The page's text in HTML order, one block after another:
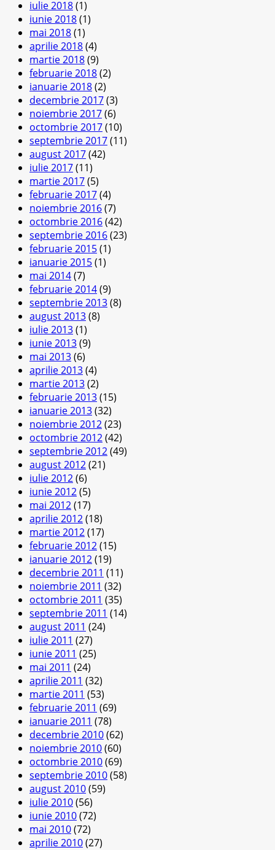
iulie 2018(1)
iunie 2018(1)
mai 2018(1)
aprilie 2018(4)
martie 2018(9)
februarie 2018(2)
ianuarie 2018(2)
decembrie 2017(3)
noiembrie 2017(6)
octombrie 2017(10)
septembrie 2017(11)
august 2017(42)
iulie 2017(11)
martie 2017(5)
februarie 2017(4)
noiembrie 2016(7)
octombrie 2016(42)
septembrie 2016(23)
februarie 2015(1)
ianuarie 2015(1)
mai 2014(7)
februarie 2014(9)
septembrie 2013(8)
august 2013(8)
iulie 2013(1)
iunie 2013(9)
mai 2013(6)
aprilie 2013(4)
martie 2013(2)
februarie 2013(15)
ianuarie 2013(32)
noiembrie 2012(23)
octombrie 2012(42)
septembrie 2012(49)
august 2012(21)
iulie 2012(6)
iunie 2012(5)
mai 2012(17)
aprilie 2012(18)
martie 2012(17)
februarie 2012(15)
ianuarie 2012(19)
decembrie 2011 (11)
noiembrie 2011 (32)
octombrie 2011 (35)
septembrie 2011 (14)
august 2011 (24)
iulie 2011 (27)
iunie 2011 (25)
mai 2011 (24)
aprilie 2011 (32)
martie 2011 (53)
februarie 2011 (69)
ianuarie 2011 (78)
decembrie 2010(62)
noiembrie 2010(60)
octombrie 2010(69)
septembrie 2010(58)
august 2010(59)
iulie 2010(56)
iunie 2010(72)
mai 2010(72)
aprilie 2010(27)